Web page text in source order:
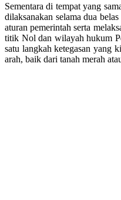
Sementara di tempat yang
dilaksanakan selama dua
aturan pemerintah serta
titik Nol dan wilayah hukum
satu langkah ketegasan yang
arah, baik dari tanah merah